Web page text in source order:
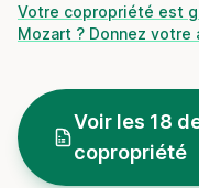
Votre copropriété est
Mozart ? Donnez votre
Voir les 18
copropriété